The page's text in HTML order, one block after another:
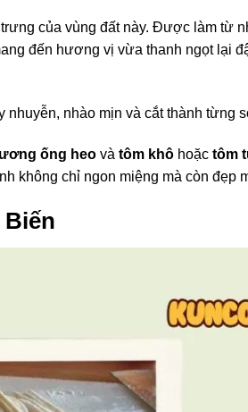
trưng của vùng đất này. Được làm từ
đến hương vị vừa thanh ngọt lại
nhuyễn, nhào mịn và cắt thành từng
ống heo và tôm khô hoặc tôm
không chỉ ngon miệng mà còn đẹp
Biến